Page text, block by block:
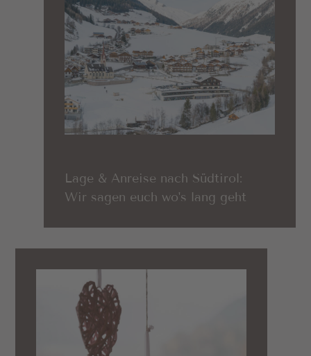
Lage & Anreise nach Südtirol:
Wir sagen euch wo's lang geht